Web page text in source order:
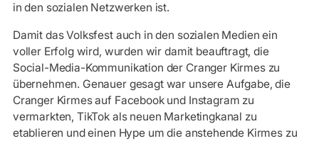
in den sozialen Netzwerken ist.
Damit das Volksfest auch in den sozialen Medien ein
voller Erfolg wird, wurden wir damit beauftragt, die
Social-Media-Kommunikation der Cranger Kirmes zu
übernehmen. Genauer gesagt war unsere Aufgabe, die
Cranger Kirmes auf Facebook und Instagram zu
vermarkten, TikTok als neuen Marketingkanal zu
etablieren und einen Hype um die anstehende Kirmes zu